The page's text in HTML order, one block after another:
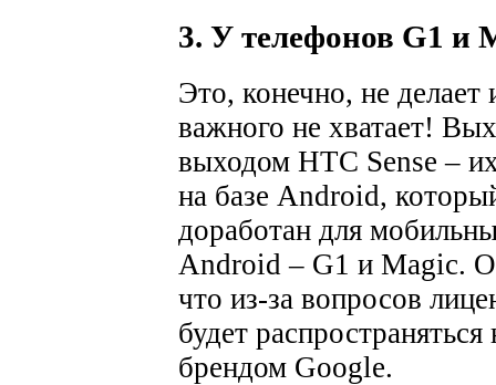
3. У телефонов G1 и
Это, конечно, не
важного не хватает!
выходом HTC Sense –
на базе Android,
доработан для
Android – G1 и Magic.
что из-за вопросов
будет
брендом Google.